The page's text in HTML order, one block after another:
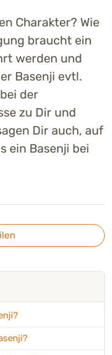
Charakter? Wie
braucht ein
werden und
Basenji evtl.
der
zu Dir und
Dir auch, auf
ein Basenji bei